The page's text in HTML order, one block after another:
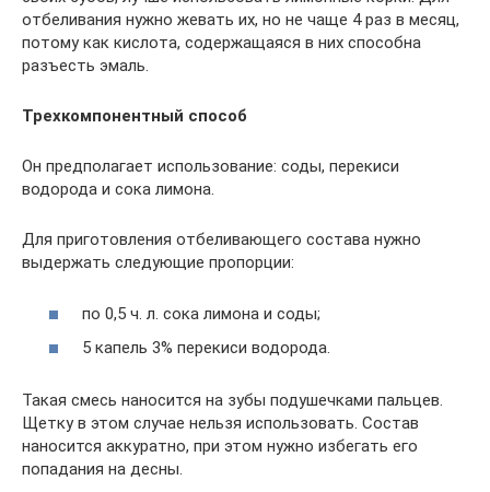
отбеливания нужно жевать их, но не чаще 4 раз в месяц,
потому как кислота, содержащаяся в них способна
разъесть эмаль.
Трехкомпонентный способ
Он предполагает использование: соды, перекиси
водорода и сока лимона.
Для приготовления отбеливающего состава нужно
выдержать следующие пропорции:
по 0,5 ч. л. сока лимона и соды;
5 капель 3% перекиси водорода.
Такая смесь наносится на зубы подушечками пальцев.
Щетку в этом случае нельзя использовать. Состав
наносится аккуратно, при этом нужно избегать его
попадания на десны.